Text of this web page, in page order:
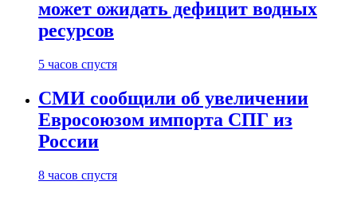
может ожидать дефицит водных
ресурсов
5 часов спустя
СМИ сообщили об увеличении
Евросоюзом импорта СПГ из
России
8 часов спустя